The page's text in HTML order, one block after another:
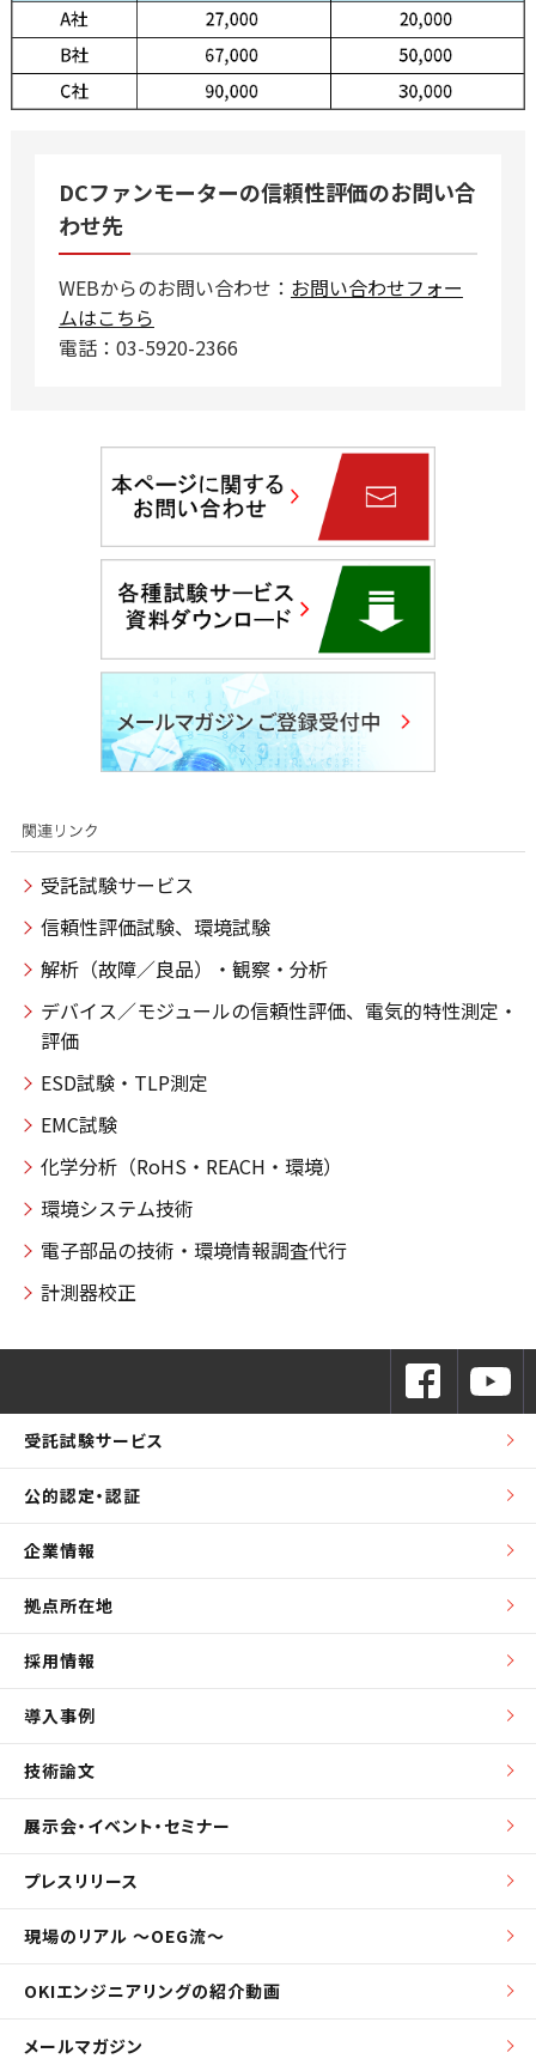
DCファンモーターの信頼性評価のお問い合
わせ先
WEBからのお問い合わせ： お問い合わせフォー
ムはこちら
電話：03-5920-2366
受託試験サービス
信頼性評価試験、環境試験
解析（故障／良品）・観察・分析
デバイス／モジュールの信頼性評価、電気的特性測定・
評価
ESD試験・TLP測定
EMC試験
化学分析（RoHS・REACH・環境）
環境システム技術
電子部品の技術・環境情報調査代行
計測器校正
受託試験サービス
公的認定・認証
企業情報
拠点所在地
採用情報
導入事例
技術論文
展示会・イベント・セミナー
プレスリリース
現場のリアル ～OEG流～
OKIエンジニアリングの紹介動画
メールマガジン